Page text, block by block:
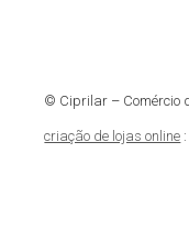
© Ciprilar – Comércio
criação de lojas online